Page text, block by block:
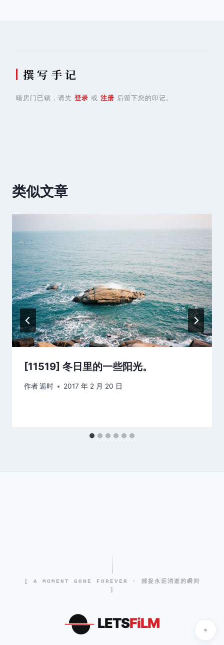
撰 写 手 记
暗房门已锁，请先 登录 或 注册 后留下您的印记。
类似文章
[11519] 冬日里的一些阳光。 ​​​
作者逅时 2017 年 2 月 20 日
[ A MOMENT GONE FOREVER · 捕捉永远消逝的瞬间
]
LETSFiLM